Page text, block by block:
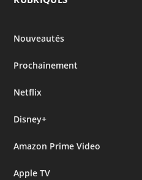
Nouveautés
Prochainement
Netflix
Disney+
Amazon Prime Video
Apple TV